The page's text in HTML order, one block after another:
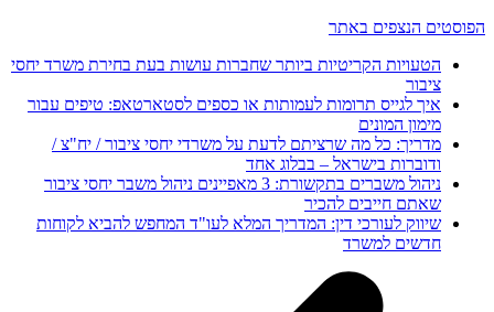
הפוסטים הנצפים באתר
הטעויות הקריטיות ביותר שחברות עושות בעת בחירת משרד יחסי
ציבור
איך לגייס תרומות לעמותות או כספים לסטארטאפ: טיפים עבור
מימון המונים
מדריך: כל מה שרציתם לדעת על משרדי יחסי ציבור / יח"צ /
ודוברות בישראל – בבלוג אחד
ניהול משברים בתקשורת: 3 מאפיינים ניהול משבר יחסי ציבור
שאתם חייבים להכיר
שיווק לעורכי דין: המדריך המלא לעו"ד המחפש להביא לקוחות
חדשים למשרד